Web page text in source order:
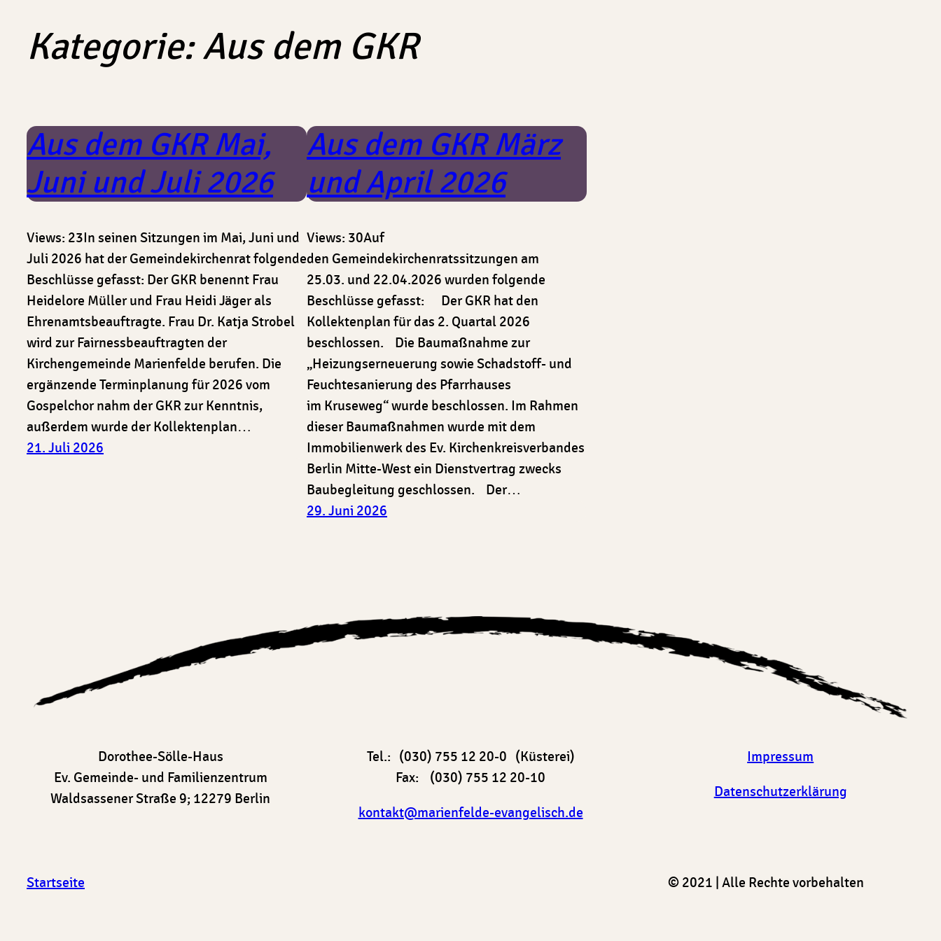
Kategorie:Aus dem GKR
Aus dem GKR Mai,
Juni und Juli 2026
Views: 23In seinen Sitzungen im Mai, Juni und
Juli 2026 hat der Gemeindekirchenrat folgende
Beschlüsse gefasst: Der GKR benennt Frau
Heidelore Müller und Frau Heidi Jäger als
Ehrenamtsbeauftragte. Frau Dr. Katja Strobel
wird zur Fairnessbeauftragten der
Kirchengemeinde Marienfelde berufen. Die
ergänzende Terminplanung für 2026 vom
Gospelchor nahm der GKR zur Kenntnis,
außerdem wurde der Kollektenplan…
21. Juli 2026
Aus dem GKR März
und April 2026
Views: 30Auf
den Gemeindekirchenratssitzungen am
25.03. und 22.04.2026 wurden folgende
Beschlüsse gefasst: Der GKR hat den
Kollektenplan für das 2. Quartal 2026
beschlossen. Die Baumaßnahme zur
„Heizungserneuerung sowie Schadstoff- und
Feuchtesanierung des Pfarrhauses
im Kruseweg“ wurde beschlossen. Im Rahmen
dieser Baumaßnahmen wurde mit dem
Immobilienwerk des Ev. Kirchenkreisverbandes
Berlin Mitte-West ein Dienstvertrag zwecks
Baubegleitung geschlossen. Der…
29. Juni 2026
Dorothee-Sölle-Haus
Ev. Gemeinde- und Familienzentrum
Waldsassener Straße 9; 12279 Berlin
Tel.: (030) 755 12 20-0 (Küsterei)
Fax: (030) 755 12 20-10
kontakt@marienfelde-evangelisch.de
Impressum
Datenschutzerklärung
Startseite © 2021 | Alle Rechte vorbehalten